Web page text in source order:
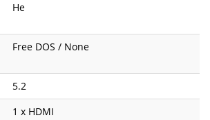
Не
Free DOS / None
5.2
1 x HDMI